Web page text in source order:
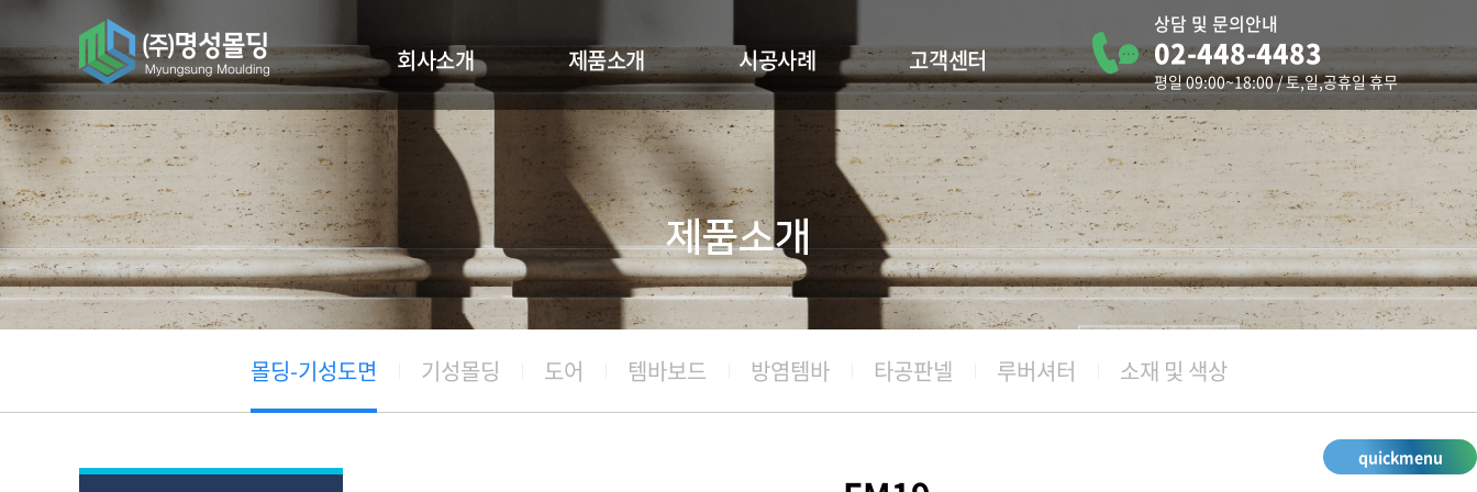
회사소개
주요사업실적
찾아오시는길
제품소개
몰딩-기성도면
기성몰딩
도어
템바보드
방염템바
타공판넬
소재 및 색상
시공사례
보드
몰딩 및 도어
루버셔터
고객센터
공지사항
카다로그신청
견적문의
상담 및 문의안내
02-448-4483
평일 09:00~18:00 / 토,일,공휴일 휴무
제품소개
몰딩-기성도면 기성몰딩 도어 템바보드 방염템바 타공판넬 루버셔터 소재 및 색상
quickmenu